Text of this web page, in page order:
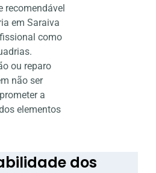
recomendável
em Saraiva
como
ou reparo
não ser
a
elementos
dos